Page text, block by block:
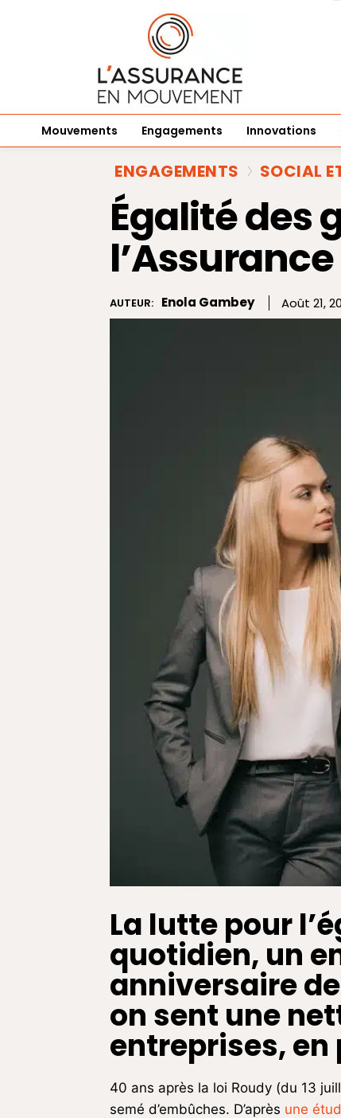
Mouvements Engagements Innovations
ENGAGEMENTS SOCIAL
Égalité des
AUTEUR: Enola Gambey Août 21,
La lutte pour
quotidien, un
anniversaire
on sent une
entreprises, en
40 ans après la loi Roudy (du 13
semé d’embûches. D’après une